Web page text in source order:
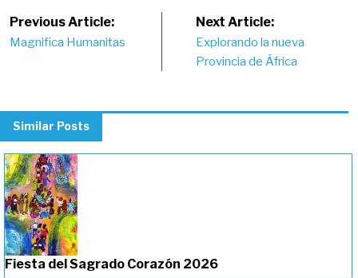
Post
navigation
Previous Article:
Magnifica Humanitas
Next Article:
Explorando la nueva
Provincia de África
Similar Posts
Fiesta del Sagrado Corazón 2026